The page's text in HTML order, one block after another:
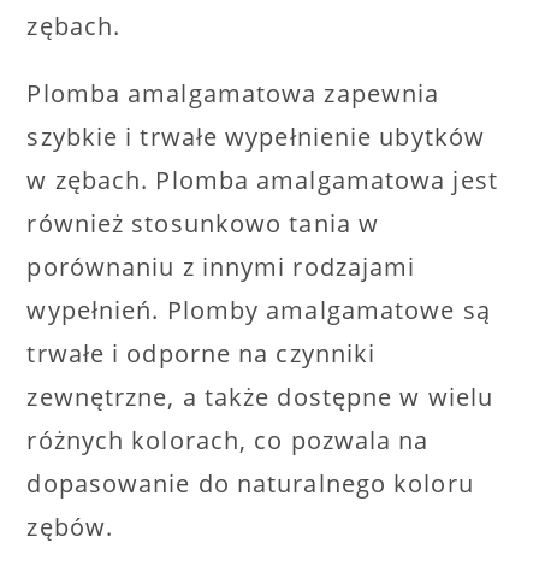
zębach.
Plomba amalgamatowa zapewnia
szybkie i trwałe wypełnienie ubytków
w zębach. Plomba amalgamatowa jest
również stosunkowo tania w
porównaniu z innymi rodzajami
wypełnień. Plomby amalgamatowe są
trwałe i odporne na czynniki
zewnętrzne, a także dostępne w wielu
różnych kolorach, co pozwala na
dopasowanie do naturalnego koloru
zębów.